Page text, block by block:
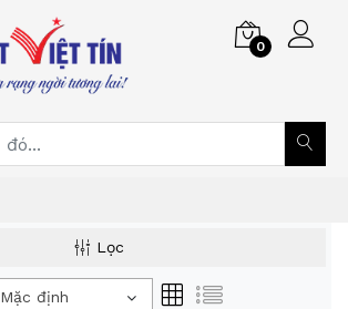
0
Lọc
Mặc định